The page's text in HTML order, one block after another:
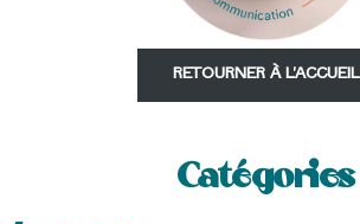
RETOURNER À L'ACCUEIL
Catégories